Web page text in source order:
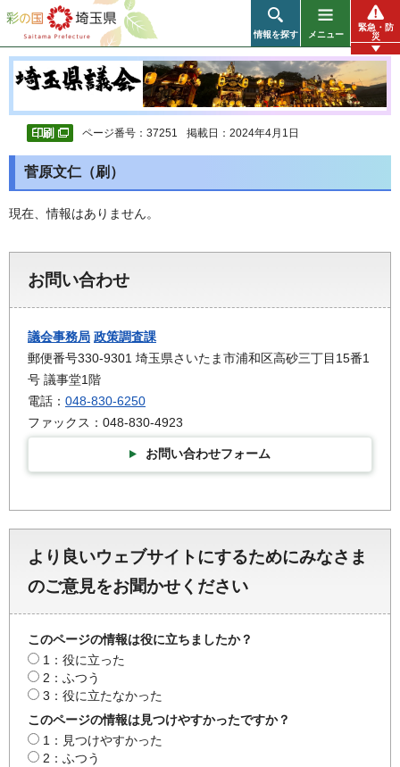
彩の国 埼玉県
情報を探す メニュー
緊急・防
災
ページ番号：37251 掲載日：2024年4月1日
菅原文仁（刷）
現在、情報はありません。
お問い合わせ
議会事務局 政策調査課
郵便番号330-9301 埼玉県さいたま市浦和区高砂三丁目15番1
号 議事堂1階
電話： 048-830-6250
ファックス：048-830-4923
お問い合わせフォーム
より良いウェブサイトにするためにみなさま
のご意見をお聞かせください
このページの情報は役に立ちましたか？
1：役に立った
2：ふつう
3：役に立たなかった
このページの情報は見つけやすかったですか？
1：見つけやすかった
2：ふつう